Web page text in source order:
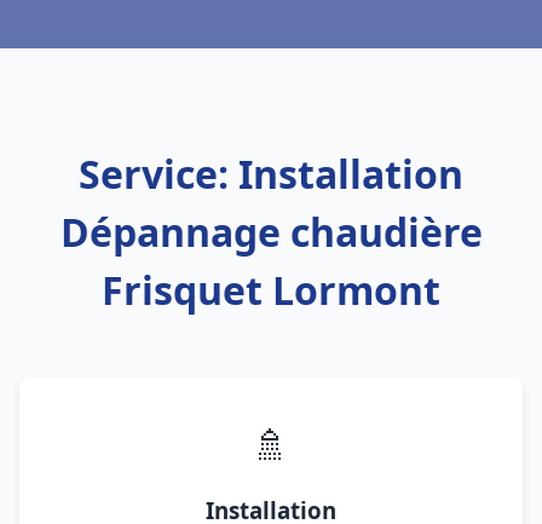
Service: Installation
Dépannage chaudière
Frisquet Lormont
🚿
Installation